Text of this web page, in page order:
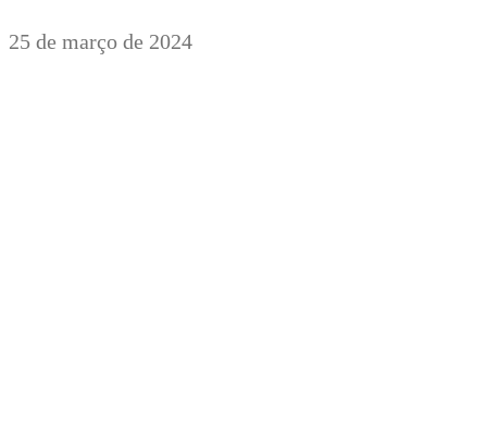
25 de março de 2024